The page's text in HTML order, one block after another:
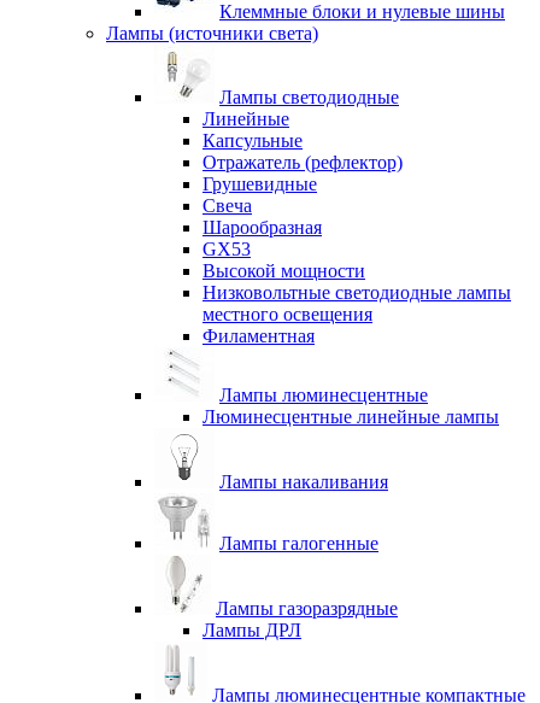
Клеммные блоки и нулевые шины
Лампы (источники света)
Лампы светодиодные
Линейные
Капсульные
Отражатель (рефлектор)
Грушевидные
Свеча
Шарообразная
GX53
Высокой мощности
Низковольтные светодиодные лампы
местного освещения
Филаментная
Лампы люминесцентные
Люминесцентные линейные лампы
Лампы накаливания
Лампы галогенные
Лампы газоразрядные
Лампы ДРЛ
Лампы люминесцентные компактные